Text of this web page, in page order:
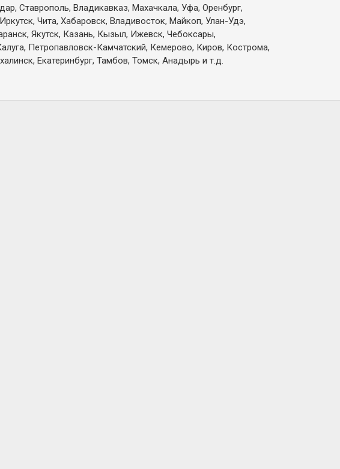
Ставрополь, Владикавказ, Махачкала, Уфа, Оренбург,
Чита, Хабаровск, Владивосток, Майкоп, Улан-Удэ,
Якутск, Казань, Кызыл, Ижевск, Чебоксары,
Петропавловск-Камчатский, Кемерово, Киров, Кострома,
Екатеринбург, Тамбов, Томск, Анадырь и т.д.